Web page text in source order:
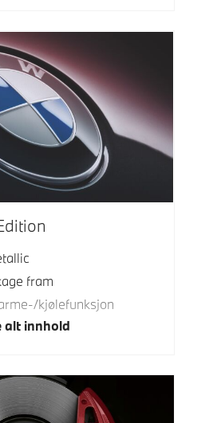
fram
kjølefunksjon
alt innhold